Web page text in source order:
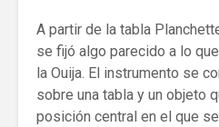
A partir de la tabla
se fijó algo parecido a lo
la Ouija. El instrumento se
sobre una tabla y un objeto
posición central en el que